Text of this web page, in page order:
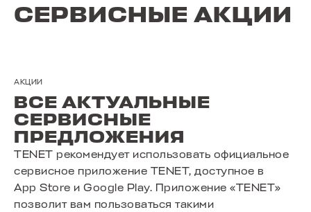
СЕРВИСНЫЕ АКЦИИ
АКЦИИ
ВСЕ АКТУАЛЬНЫЕ
СЕРВИСНЫЕ
ПРЕДЛОЖЕНИЯ
TENET рекомендует использовать официальное
сервисное приложение TENET, доступное в
App Store и Google Play. Приложение «TENET»
позволит вам пользоваться такими